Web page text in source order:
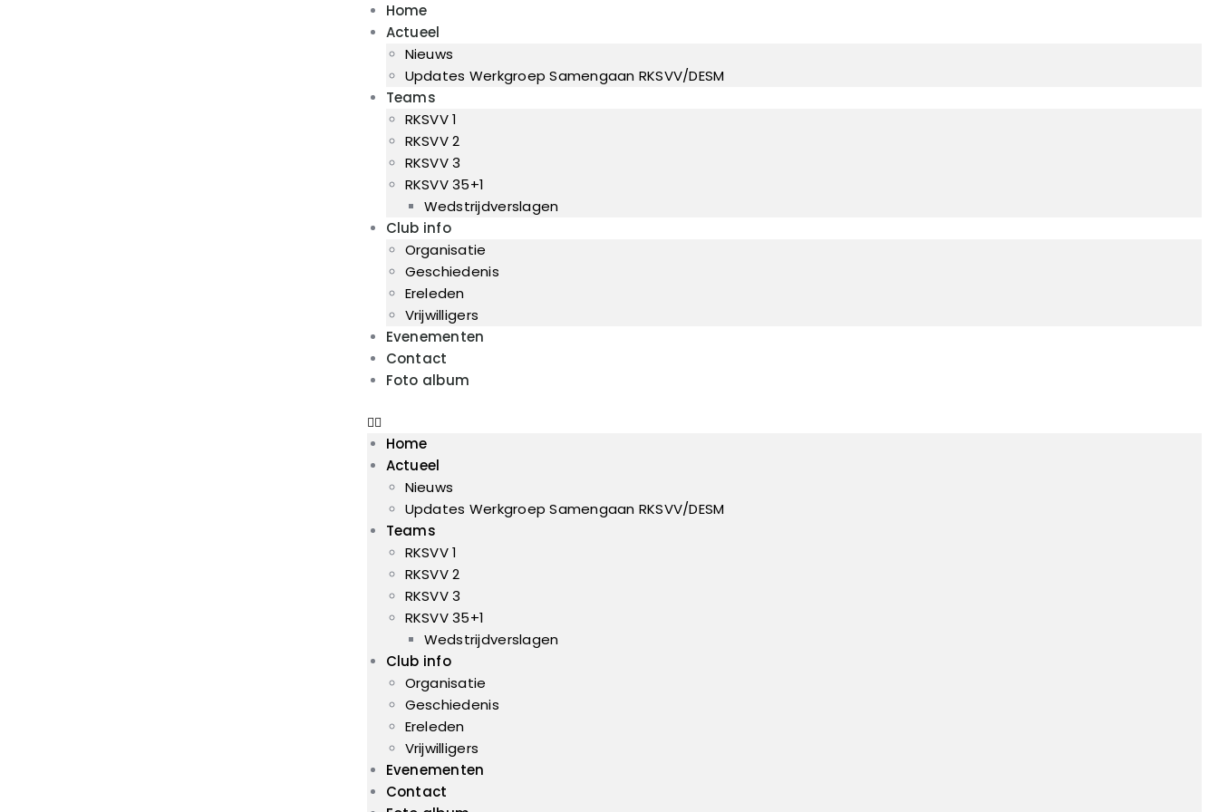
Home
Actueel
Nieuws
Updates Werkgroep Samengaan RKSVV/DESM
Teams
RKSVV 1
RKSVV 2
RKSVV 3
RKSVV 35+1
Wedstrijdverslagen
Club info
Organisatie
Geschiedenis
Ereleden
Vrijwilligers
Evenementen
Contact
Foto album
Home
Actueel
Nieuws
Updates Werkgroep Samengaan RKSVV/DESM
Teams
RKSVV 1
RKSVV 2
RKSVV 3
RKSVV 35+1
Wedstrijdverslagen
Club info
Organisatie
Geschiedenis
Ereleden
Vrijwilligers
Evenementen
Contact
RKSVV
Voetbalclub in Swartbroek
Actueel
Teams
Club info
Evenementen
Contact
Foto album